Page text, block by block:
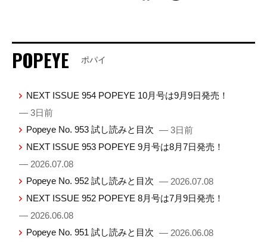
POPEYE ポパイ
NEXT ISSUE 954 POPEYE 10月号は9月9日発売！
— 3日前
Popeye No. 953 試し読みと目次 — 3日前
NEXT ISSUE 953 POPEYE 9月号は8月7日発売！
— 2026.07.08
Popeye No. 952 試し読みと目次 — 2026.07.08
NEXT ISSUE 952 POPEYE 8月号は7月9日発売！
— 2026.06.08
Popeye No. 951 試し読みと目次 — 2026.06.08